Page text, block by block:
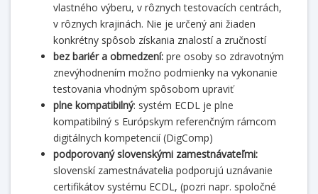
vlastného výberu, v rôznych testovacích centrách,
v rôznych krajinách. Nie je určený ani žiaden
konkrétny spôsob získania znalostí a zručností
bez bariér a obmedzení: pre osoby so zdravotným
znevýhodnením možno podmienky na vykonanie
testovania vhodným spôsobom upraviť
plne kompatibilný: systém ECDL je plne
kompatibilný s Európskym referenčným rámcom
digitálnych kompetencií (DigComp)
podporovaný slovenskými zamestnávateľmi:
slovenskí zamestnávatelia podporujú uznávanie
certifikátov systému ECDL, (pozri napr. spoločné